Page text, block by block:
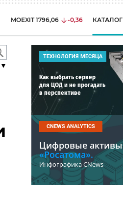
MOEXIT 1796,06 -0,36 КАТАЛОГ
▼
ТЕХНОЛОГИЯ МЕСЯЦА
Как выбрать сервер
для ЦОД и не прогадать
в перспективе
CNEWS ANALYTICS
Цифровые активы
«Росатома».
Инфографика CNews